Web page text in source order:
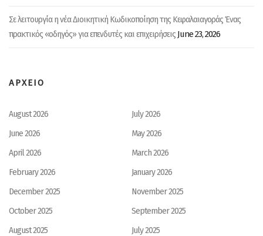
Σε λειτουργία η νέα Διοικητική Κωδικοποίηση της Κεφαλαιαγοράς Ένας
πρακτικός «οδηγός» για επενδυτές και επιχειρήσεις June 23, 2026
ΑΡΧΕΙΟ
August 2026
July 2026
June 2026
May 2026
April 2026
March 2026
February 2026
January 2026
December 2025
November 2025
October 2025
September 2025
August 2025
July 2025